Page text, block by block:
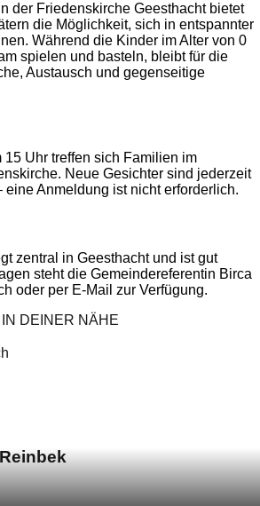
der Friedenskirche Geesthacht bietet
die Möglichkeit, sich in entspannter
Während die Kinder im Alter von 0
spielen und basteln, bleibt für die
Austausch und gegenseitige
Uhr treffen sich Familien im
Neue Gesichter sind jederzeit
eine Anmeldung ist nicht erforderlich.
zentral in Geesthacht und ist gut
steht die Gemeindereferentin Birca
oder per E-Mail zur Verfügung.
DEINER NÄHE